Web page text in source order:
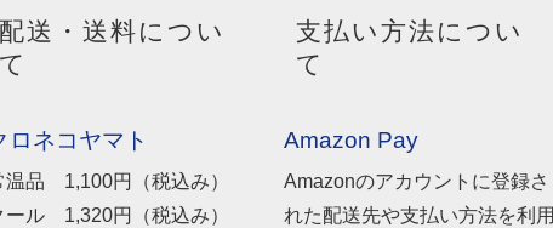
送・送料につい
ロネコヤマト
温品 1,100円（税込み）
ール 1,320円（税込み）
支払い方法につい
て
Amazon Pay
Amazonのアカウントに登録さ
れた配送先や支払い方法を利用